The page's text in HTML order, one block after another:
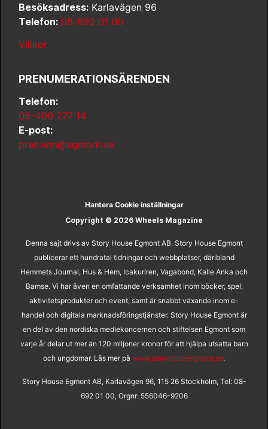
Besöksadress: Karlavägen 96
Telefon: 08-692 01 00
Villkor
PRENUMERATIONSÄRENDEN
Telefon:
08–400 277 14
E-post:
pren.wm@egmont.se
Hantera Cookie inställningar
Copyright © 2026 Wheels Magazine
Denna sajt drivs av Story House Egmont AB. Story House Egmont
publicerar ett hundratal tidningar och webbplatser, däribland
Hemmets Journal, Hus & Hem, Icakuriren, Vagabond, Kalle Anka och
Bamse. Vi har även en omfattande verksamhet inom böcker, spel,
aktivitetsprodukter och event, samt är snabbt växande inom e-
handel och digitala marknadsföringstjänster. Story House Egmont är
en del av den nordiska mediekoncernen och stiftelsen Egmont som
varje år delar ut mer än 120 miljoner kronor för att hjälpa utsatta barn
och ungdomar. Läs mer på www.storyhouseegmont.se.
Story House Egmont AB, Karlavägen 96, 115 26 Stockholm, Tel: 08-
692 01 00, Orgnr: 556046-9206